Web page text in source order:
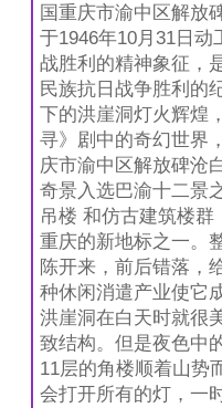
国重庆市渝中区解放
于1946年10月31日动
战胜利的精神象征，
民族抗日战争胜利的
下的洪崖洞灯火辉煌
寻》剧中的奇幻世界
庆市渝中区解放碑沧
奇景入选巴渝十二景
吊楼 和仿古建筑楼
重庆的新地标之一。
陈开来，前后错落，
种休闲消遣产业使它
洪崖洞在白天时就很
致结构。但是夜色中
11层的角楼顺着山势
会打开所有的灯，一